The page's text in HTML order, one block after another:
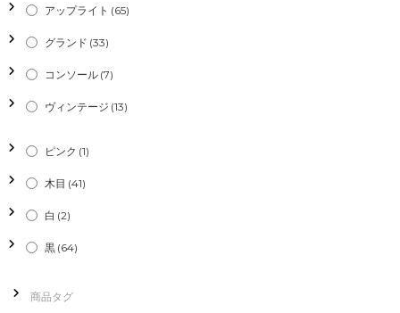
シ
ョ
ン
アップライト (65)
グランド (33)
コンソール (7)
ヴィンテージ (13)
ピンク (1)
木目 (41)
白 (2)
黒 (64)